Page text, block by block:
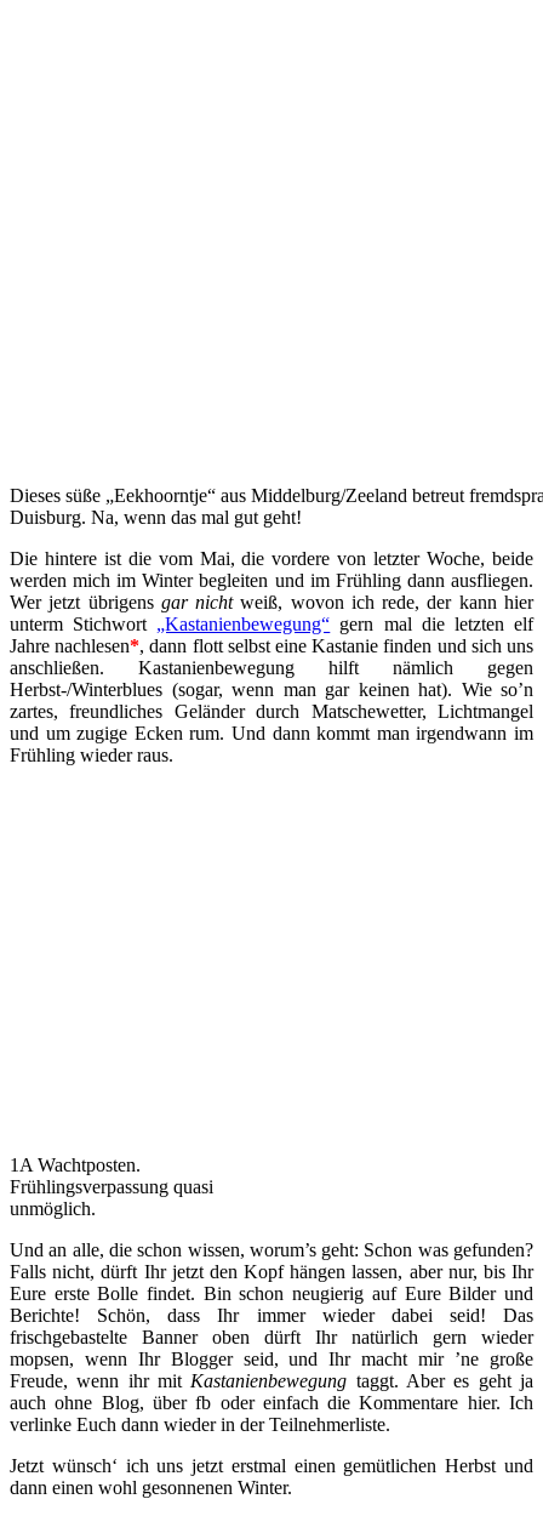
Dieses süße „Eekhoorntje“ aus Middelburg/Zeeland betreut
Duisburg. Na, wenn das mal gut geht!
Die hintere ist die vom Mai, die vordere von letzter Woche, beide
werden mich im Winter begleiten und im Frühling dann ausfliegen.
Wer jetzt übrigens gar nichtweiß, wovon ich rede, der kann hier
unterm Stichwort „Kastanienbewegung“ gern mal die letzten elf
Jahre nachlesen*, dann flott selbst eine Kastanie finden und sich uns
anschließen. Kastanienbewegung hilft nämlich gegen
Herbst-/Winterblues (sogar, wenn man gar keinen hat). Wie so’n
zartes, freundliches Geländer durch Matschewetter, Lichtmangel
und um zugige Ecken rum. Und dann kommt man irgendwann im
Frühling wieder raus.
1A Wachtposten.
Frühlingsverpassung quasi
unmöglich.
Und an alle, die schon wissen, worum’s geht: Schon was gefunden?
Falls nicht, dürft Ihr jetzt den Kopf hängen lassen, aber nur, bis Ihr
Eure erste Bolle findet. Bin schon neugierig auf Eure Bilder und
Berichte! Schön, dass Ihr immer wieder dabei seid! Das
frischgebastelte Banner oben dürft Ihr natürlich gern wieder
mopsen, wenn Ihr Blogger seid, und Ihr macht mir ’ne große
Freude, wenn ihr mit Kastanienbewegung taggt. Aber es geht ja
auch ohne Blog, über fb oder einfach die Kommentare hier. Ich
verlinke Euch dann wieder in der Teilnehmerliste.
Jetzt wünsch‘ ich uns jetzt erstmal einen gemütlichen Herbst und
dann einen wohl gesonnenen Winter.